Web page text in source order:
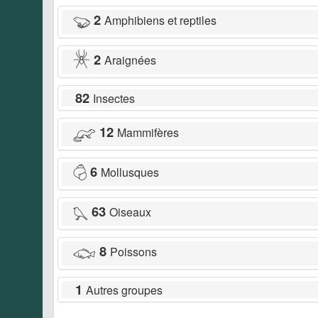
2 Amphibiens et reptiles
2 Araignées
82 Insectes
12 Mammifères
6 Mollusques
63 Oiseaux
8 Poissons
1 Autres groupes